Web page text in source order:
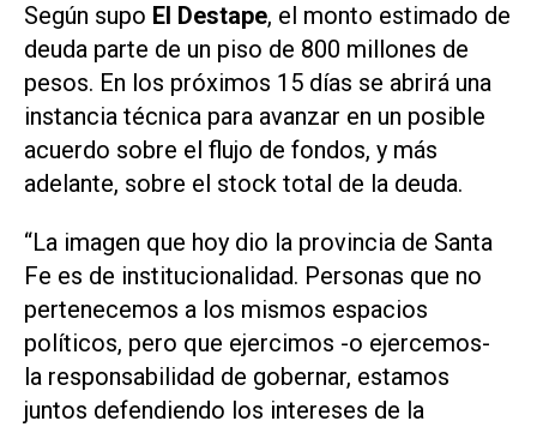
Según supo El Destape, el monto estimado de
deuda parte de un piso de 800 millones de
pesos. En los próximos 15 días se abrirá una
instancia técnica para avanzar en un posible
acuerdo sobre el flujo de fondos, y más
adelante, sobre el stock total de la deuda.
“La imagen que hoy dio la provincia de Santa
Fe es de institucionalidad. Personas que no
pertenecemos a los mismos espacios
políticos, pero que ejercimos -o ejercemos-
la responsabilidad de gobernar, estamos
juntos defendiendo los intereses de la